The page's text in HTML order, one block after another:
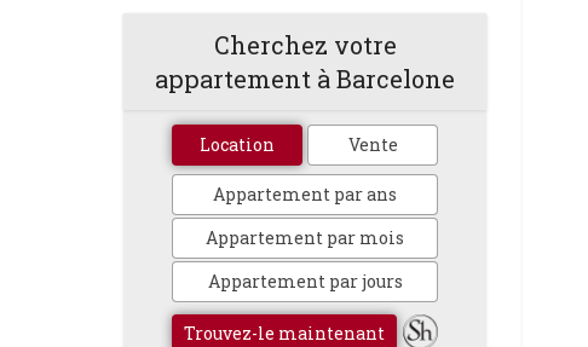
Cherchez votre
appartement à Barcelone
Location Vente
Appartement par ans
Appartement par mois
Appartement par jours
Trouvez-le maintenant